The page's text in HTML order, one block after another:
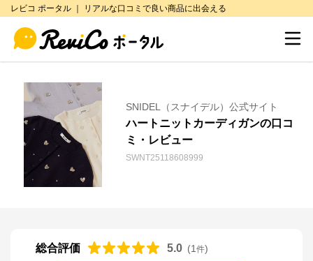
レビコ ポータル ｜ リアルな口コミで良い商品に出会える
SNIDEL（スナイデル）公式サイト
ハートニットカーディガンの口コ
ミ・レビュー
SWNT25118608999
総合評価 5.0 (1 件)